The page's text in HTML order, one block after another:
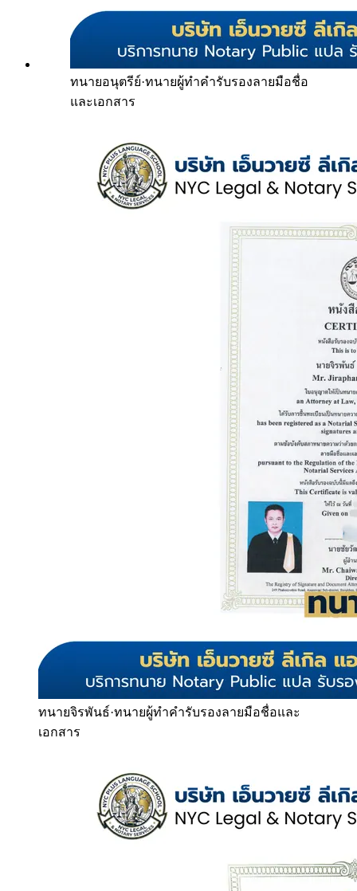
ทนายอนุตรีย์·ทนายผู้ทำคำรับรองลายมือชื่อ
และเอกสาร
ทนายจิรพันธ์·ทนายผู้ทำคำรับรองลายมือชื่อและ
เอกสาร